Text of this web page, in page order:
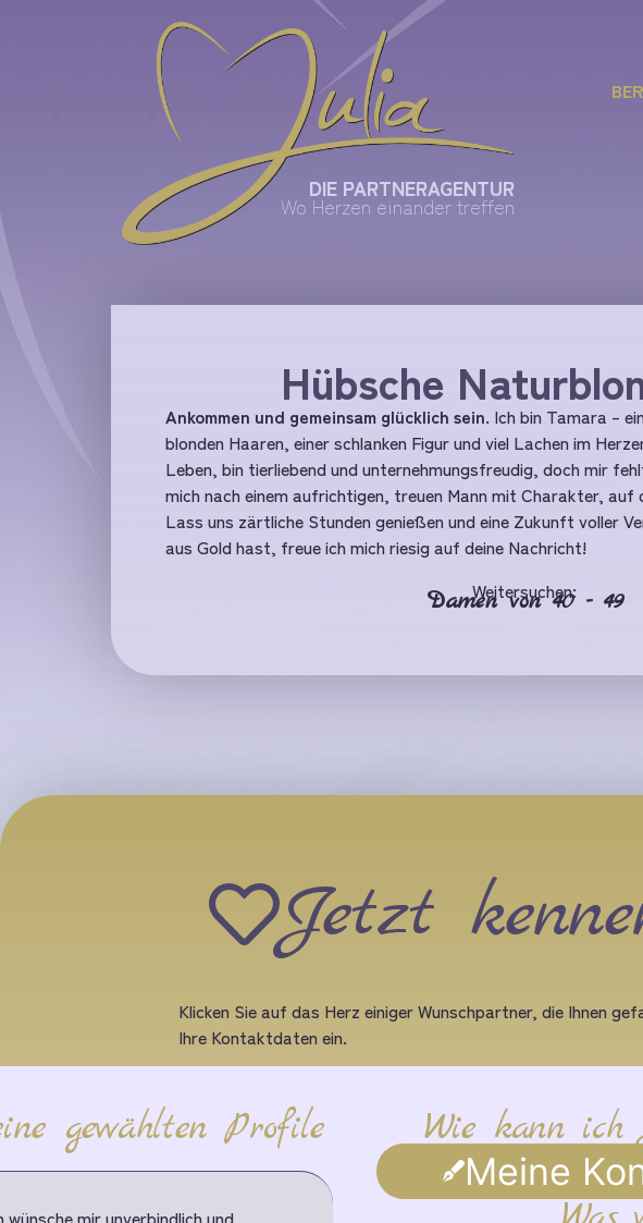
Wo Herzen einander treffen
DIE PARTNERAGENTUR
Hübsche
Ankommen und gemeinsam glücklich sein. Ich bin Tamara –
blonden Haaren, einer schlanken Figur und viel Lachen im
Leben, bin tierliebend und unternehmungsfreudig, doch mir
mich nach einem aufrichtigen, treuen Mann mit Charakter, auf
Lass uns zärtliche Stunden genießen und eine Zukunft voller
aus Gold hast, freue ich mich riesig auf deine Nachricht!
Weitersuchen:
Damen von 40 - 49
Jetzt
Klicken Sie auf das Herz einiger Wunschpartner, die Ihnen
Ihre Kontaktdaten ein.
gewählten Profile
wünsche mir unverbindlich und
Wie kann ich
Meine